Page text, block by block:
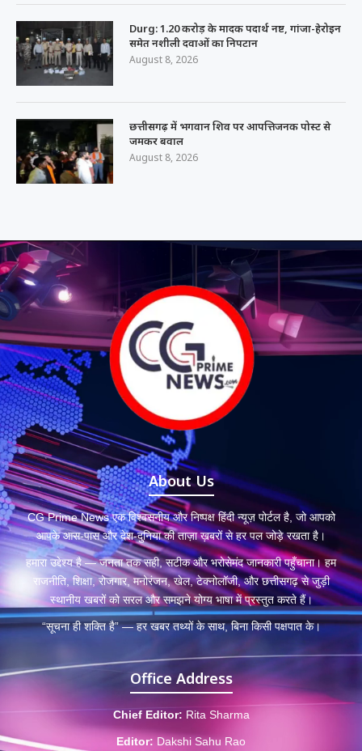
Durg: 1.20 करोड़ के मादक पदार्थ नष्ट, गांजा-हेरोइन
समेत नशीली दवाओं का निपटान
August 8, 2026
छत्तीसगढ़ में भगवान शिव पर आपत्तिजनक पोस्ट से
जमकर बवाल
August 8, 2026
About Us
CG Prime News एक विश्वसनीय और निष्पक्ष हिंदी न्यूज़ पोर्टल है, जो आपको
आपके आस-पास और देश-दुनिया की ताज़ा ख़बरों से हर पल जोड़े रखता है।
हमारा उद्देश्य है — जनता तक सही, सटीक और भरोसेमंद जानकारी पहुँचाना। हम
राजनीति, शिक्षा, रोजगार, मनोरंजन, खेल, टेक्नोलॉजी, और छत्तीसगढ़ से जुड़ी
स्थानीय खबरों को सरल और समझने योग्य भाषा में प्रस्तुत करते हैं।
“सूचना ही शक्ति है” — हर खबर तथ्यों के साथ, बिना किसी पक्षपात के।
Office Address
Chief Editor: Rita Sharma
Editor: Dakshi Sahu Rao